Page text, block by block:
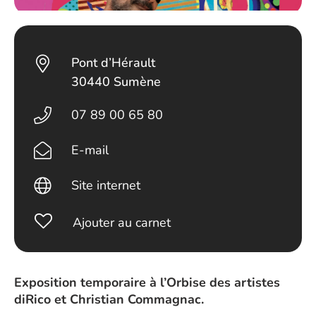
Exposition temporaire à l’Orbise des artistes
diRico et Christian Commagnac.
Pont d’Hérault
30440 Sumène
07 89 00 65 80
E-mail
Site internet
Ajouter au carnet